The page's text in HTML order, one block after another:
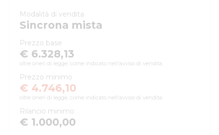
Modalità di vendita
Sincrona mista
Prezzo base
€ 6.328,13
oltre oneri di legge, come indicato nell'avviso di vendita.
Prezzo minimo
€ 4.746,10
oltre oneri di legge, come indicato nell'avviso di vendita.
Rilancio minimo
€ 1.000,00